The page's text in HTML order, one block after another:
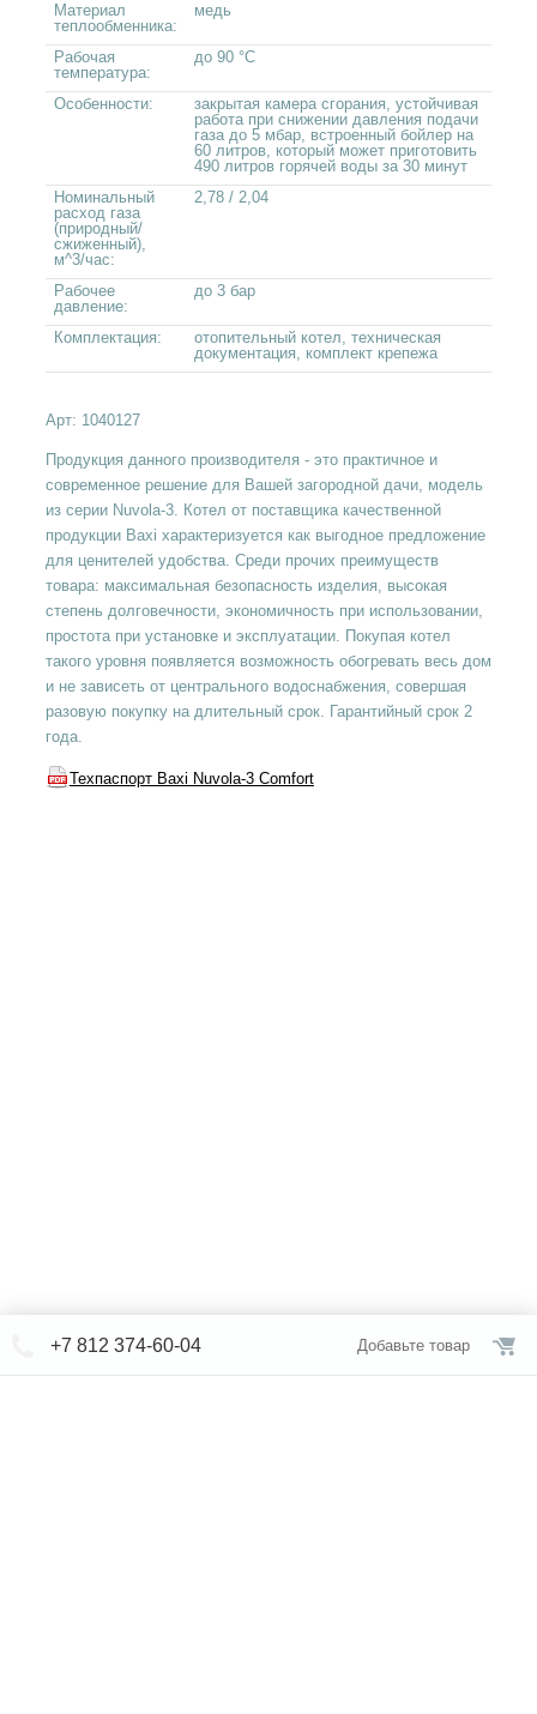
Материал
теплообменника:
медь
Рабочая
температура:
до 90 °C
Особенности:
закрытая камера сгорания, устойчивая
работа при снижении давления подачи
газа до 5 мбар, встроенный бойлер на
60 литров, который может приготовить
490 литров горячей воды за 30 минут
Номинальный
расход газа
(природный/
сжиженный),
м^3/час:
2,78 / 2,04
Рабочее
давление:
до 3 бар
Комплектация:
отопительный котел, техническая
документация, комплект крепежа
Арт: 1040127
Продукция данного производителя - это практичное и
современное решение для Вашей загородной дачи, модель
из серии Nuvola-3. Котел от поставщика качественной
продукции Baxi характеризуется как выгодное предложение
для ценителей удобства. Среди прочих преимуществ
товара: максимальная безопасность изделия, высокая
степень долговечности, экономичность при использовании,
простота при установке и эксплуатации. Покупая котел
такого уровня появляется возможность обогревать весь дом
и не зависеть от центрального водоснабжения, совершая
разовую покупку на длительный срок. Гарантийный срок 2
года.
Техпаспорт Baxi Nuvola-3 Comfort
+7 812 374-60-04 Добавьте товар